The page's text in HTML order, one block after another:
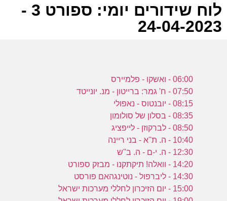
לוח שידורים יומי: ספורט 3 -
24-04-2023
06:00 - ואשקו - פלמיירס
07:50 - ח' גמר: ברייטון - מנ. יונייטד
08:15 - יובנטוס - נאפולי
08:35 - בסלון של סולומון
08:50 - לברקוזן - לייפציג
10:40 - ה. ת''א - בני ריינה
12:30 - ה. י-ם - ה. ב''ש
14:20 - וואלה! תיקתקנו - מבזק ספורט
14:30 - ליברפול - נוטינגהאם פורסט
15:00 - יום הזיכרון לחללי מערכות ישראל